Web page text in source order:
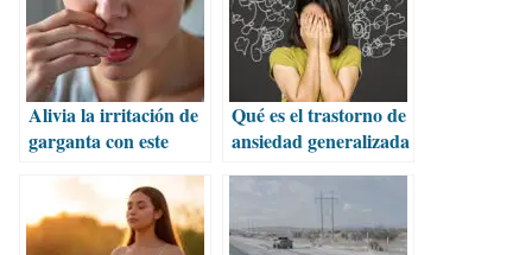
Alivia la irritación de
garganta con este
Qué es el trastorno de
ansiedad generalizada